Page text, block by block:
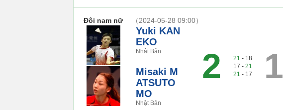
Đôi nam nữ （2024-05-28 09:00）
Yuki KAN
EKO
Nhật Bản
Misaki M
ATSUTO
MO
Nhật Bản
2 21 - 18
17 - 21
21 - 17 1